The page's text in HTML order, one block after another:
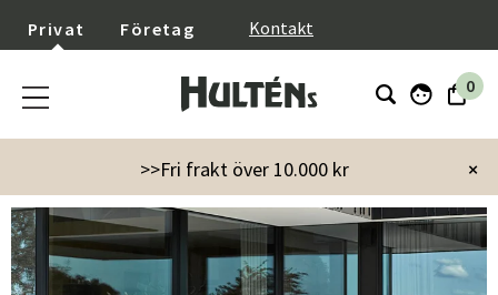
Privat Företag Kontakt
0
×
>>Fri frakt över 10.000 kr
Utemöbler Soffor Hörnsoffor